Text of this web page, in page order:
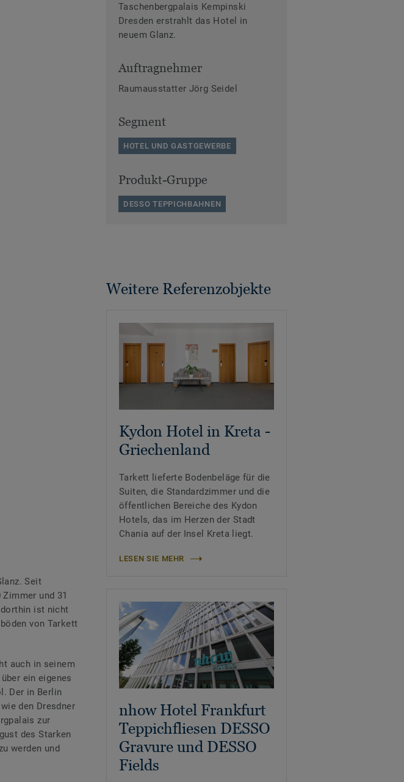
Seit
und 31
ist nicht
von Tarkett
auch in seinem
ein eigenes
Der in Berlin
den Dresdner
zur
des Starken
werden und
Taschenbergpalais Kempinski
Dresden erstrahlt das Hotel in
neuem Glanz.
Auftragnehmer
Raumausstatter Jörg Seidel
Segment
HOTEL UND GASTGEWERBE
Produkt-Gruppe
DESSO TEPPICHBAHNEN
Weitere Referenzobjekte
Kydon Hotel in Kreta -
Griechenland
Tarkett lieferte Bodenbeläge für die
Suiten, die Standardzimmer und die
öffentlichen Bereiche des Kydon
Hotels, das im Herzen der Stadt
Chania auf der Insel Kreta liegt.
LESEN SIE MEHR
nhow Hotel Frankfurt
Teppichfliesen DESSO
Gravure und DESSO
Fields